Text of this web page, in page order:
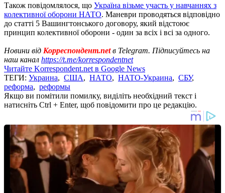
Також повідомлялося, що Україна візьме участь у навчаннях з
колективної оборони НАТО. Маневри проводяться відповідно
до статті 5 Вашингтонського договору, який відстоює
принцип колективної оборони - один за всіх і всі за одного.
Новини від Корреспондент.netв Telegram. Підписуйтесь на
наш канал https://t.me/korrespondentnet
Читайте Korrespondent.net в Google News
ТЕГИ: Украина, США, НАТО, НАТО-Украина, СБУ,
реформа, реформы
Якщо ви помітили помилку, виділіть необхідний текст і
натисніть Ctrl + Enter, щоб повідомити про це редакцію.